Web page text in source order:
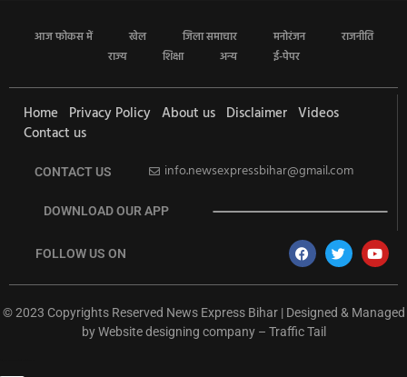
आज फोकस में खेल जिला समाचार मनोरंजन
राजनीति
राज्य
शिक्षा अन्य ई-पेपर
Home Privacy Policy About us Disclaimer Videos
Contact us
CONTACT US info.newsexpressbihar@gmail.com
DOWNLOAD OUR APP
FOLLOW US ON
© 2023 Copyrights Reserved News Express Bihar | Designed & Managed
byWebsite designing company– Traffic Tail